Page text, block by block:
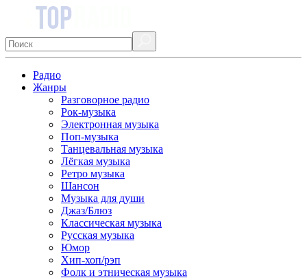
Радио
Жанры
Разговорное радио
Рок-музыка
Электронная музыка
Поп-музыка
Танцевальная музыка
Лёгкая музыка
Ретро музыка
Шансон
Музыка для души
Джаз/Блюз
Классическая музыка
Русская музыка
Юмор
Хип-хоп/рэп
Фолк и этническая музыка